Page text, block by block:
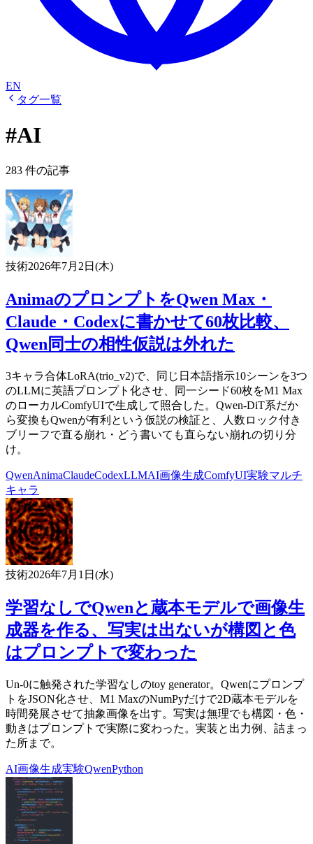
EN
タグ一覧
#AI
283 件の記事
技術2026年7月2日(木)
AnimaのプロンプトをQwen Max・
Claude・Codexに書かせて60枚比較、
Qwen同士の相性仮説は外れた
3キャラ合体LoRA(trio_v2)で、同じ日本語指示10シーンを3つ
のLLMに英語プロンプト化させ、同一シード60枚をM1 Max
のローカルComfyUIで生成して照合した。Qwen-DiT系だか
ら変換もQwenが有利という仮説の検証と、人数ロック付き
ブリーフで直る崩れ・どう書いても直らない崩れの切り分
け。
QwenAnimaClaudeCodexLLMAI画像生成ComfyUI実験マルチ
キャラ
技術2026年7月1日(水)
学習なしでQwenと蔵本モデルで画像生
成器を作る、写実は出ないが構図と色
はプロンプトで変わった
Un-0に触発された学習なしのtoy generator。Qwenにプロンプ
トをJSON化させ、M1 MaxのNumPyだけで2D蔵本モデルを
時間発展させて抽象画像を出す。写実は無理でも構図・色・
動きはプロンプトで実際に変わった。実装と出力例、詰まっ
た所まで。
AI画像生成実験QwenPython